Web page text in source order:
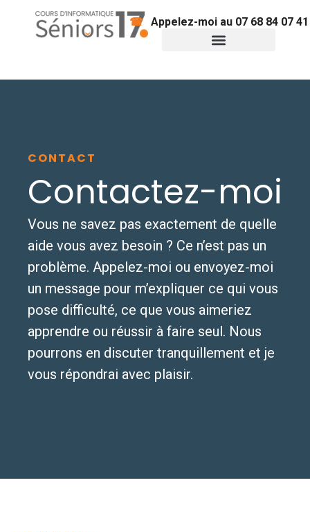
Appelez-moi au 07 68 84 07 41
CONTACT
Contactez-moi
Vous ne savez pas exactement de quelle
aide vous avez besoin ? Ce n’est pas un
problème. Appelez-moi ou envoyez-moi
un message pour m’expliquer ce qui vous
pose difficulté, ce que vous aimeriez
apprendre ou réussir à faire seul. Nous
pourrons en discuter tranquillement et je
vous répondrai avec plaisir.